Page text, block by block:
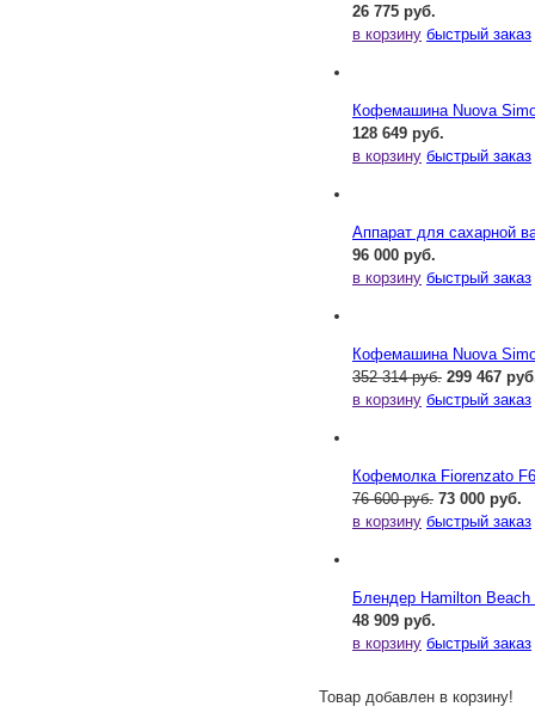
26 775 руб.
в корзину быстрый заказ
Кофемашина Nuova
128 649 руб.
в корзину быстрый заказ
Аппарат для сахарной
96 000 руб.
в корзину быстрый заказ
Кофемашина Nuova
352 314 руб. 299 467
в корзину быстрый заказ
Кофемолка Fiorenzato
76 600 руб. 73 000 руб.
в корзину быстрый заказ
Блендер Hamilton Beach
48 909 руб.
в корзину быстрый заказ
Товар добавлен в корзину!